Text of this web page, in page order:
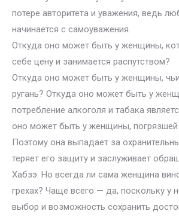
потере авторитета и уважения, ведь
начинается с самоуважения.
Откуда оно может быть у женщины,
себе цену и занимается распутством?
Откуда оно может быть у женщины,
ругань? Откуда оно может быть у
потребление алкоголя и табака
оно может быть у женщины,
Поэтому она выпадает за
теряет его защиту и заслуживает
Хабзэ. Но всегда ли сама женщина
грехах? Чаще всего — да, поскольку у
выбор и возможность сохранить